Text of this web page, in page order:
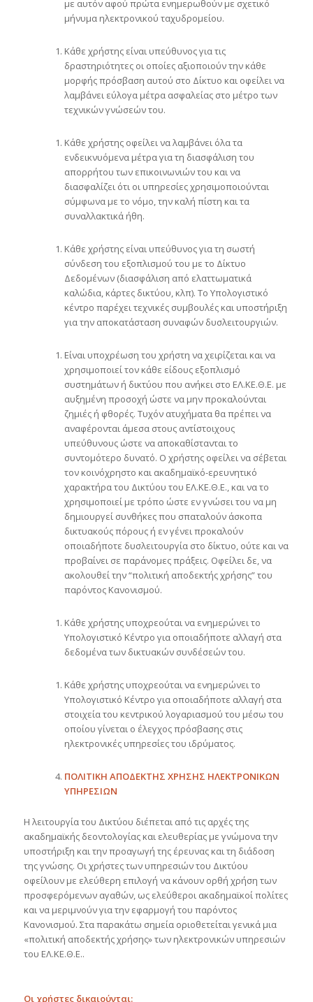
με αυτόν αφού πρώτα ενημερωθούν με σχετικό
μήνυμα ηλεκτρονικού ταχυδρομείου.
Κάθε χρήστης είναι υπεύθυνος για τις
δραστηριότητες οι οποίες αξιοποιούν την κάθε
μορφής πρόσβαση αυτού στο Δίκτυο και οφείλει να
λαμβάνει εύλογα μέτρα ασφαλείας στο μέτρο των
τεχνικών γνώσεών του.
Κάθε χρήστης οφείλει να λαμβάνει όλα τα
ενδεικνυόμενα μέτρα για τη διασφάλιση του
απορρήτου των επικοινωνιών του και να
διασφαλίζει ότι οι υπηρεσίες χρησιμοποιούνται
σύμφωνα με το νόμο, την καλή πίστη και τα
συναλλακτικά ήθη.
Κάθε χρήστης είναι υπεύθυνος για τη σωστή
σύνδεση του εξοπλισμού του με το Δίκτυο
Δεδομένων (διασφάλιση από ελαττωματικά
καλώδια, κάρτες δικτύου, κλπ). Το Υπολογιστικό
κέντρο παρέχει τεχνικές συμβουλές και υποστήριξη
για την αποκατάσταση συναφών δυσλειτουργιών.
Είναι υποχρέωση του χρήστη να χειρίζεται και να
χρησιμοποιεί τον κάθε είδους εξοπλισμό
συστημάτων ή δικτύου που ανήκει στο ΕΛ.ΚΕ.Θ.Ε. με
αυξημένη προσοχή ώστε να μην προκαλούνται
ζημιές ή φθορές. Τυχόν ατυχήματα θα πρέπει να
αναφέρονται άμεσα στους αντίστοιχους
υπεύθυνους ώστε να αποκαθίστανται το
συντομότερο δυνατό. Ο χρήστης οφείλει να σέβεται
τον κοινόχρηστο και ακαδημαϊκό-ερευνητικό
χαρακτήρα του Δικτύου του ΕΛ.ΚΕ.Θ.Ε., και να το
χρησιμοποιεί με τρόπο ώστε εν γνώσει του να μη
δημιουργεί συνθήκες που σπαταλούν άσκοπα
δικτυακούς πόρους ή εν γένει προκαλούν
οποιαδήποτε δυσλειτουργία στο δίκτυο, ούτε και να
προβαίνει σε παράνομες πράξεις. Οφείλει δε, να
ακολουθεί την “πολιτική αποδεκτής χρήσης” του
παρόντος Κανονισμού.
Κάθε χρήστης υποχρεούται να ενημερώνει το
Υπολογιστικό Κέντρο για οποιαδήποτε αλλαγή στα
δεδομένα των δικτυακών συνδέσεών του.
Κάθε χρήστης υποχρεούται να ενημερώνει το
Υπολογιστικό Κέντρο για οποιαδήποτε αλλαγή στα
στοιχεία του κεντρικού λογαριασμού του μέσω του
οποίου γίνεται ο έλεγχος πρόσβασης στις
ηλεκτρονικές υπηρεσίες του ιδρύματος.
ΠΟΛΙΤΙΚΗ ΑΠΟΔΕΚΤΗΣ ΧΡΗΣΗΣ ΗΛΕΚΤΡΟΝΙΚΩΝ
ΥΠΗΡΕΣΙΩΝ
Η λειτουργία του Δικτύου διέπεται από τις αρχές της
ακαδημαϊκής δεοντολογίας και ελευθερίας με γνώμονα την
υποστήριξη και την προαγωγή της έρευνας και τη διάδοση
της γνώσης. Οι χρήστες των υπηρεσιών του Δικτύου
οφείλουν με ελεύθερη επιλογή να κάνουν ορθή χρήση των
προσφερόμενων αγαθών, ως ελεύθεροι ακαδημαϊκοί πολίτες
και να μεριμνούν για την εφαρμογή του παρόντος
Κανονισμού. Στα παρακάτω σημεία οριοθετείται γενικά μια
«πολιτική αποδεκτής χρήσης» των ηλεκτρονικών υπηρεσιών
του ΕΛ.ΚΕ.Θ.Ε..
Οι χρήστες δικαιούνται: